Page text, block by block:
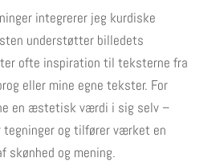
integrerer jeg kurdiske
understøtter billedets
ofte inspiration til teksterne fra
eller mine egne tekster. For
en æstetisk værdi i sig selv –
tegninger og tilfører værket en
skønhed og mening.